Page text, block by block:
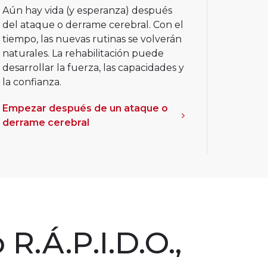
Aún hay vida (y esperanza) después
del ataque o derrame cerebral. Con el
tiempo, las nuevas rutinas se volverán
naturales. La rehabilitación puede
desarrollar la fuerza, las capacidades y
la confianza.
Empezar después de un ataque o
derrame cerebral